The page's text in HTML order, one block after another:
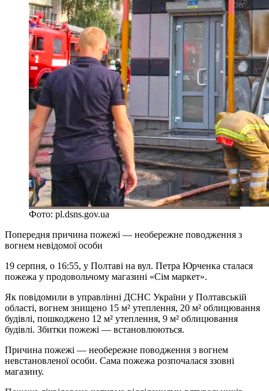
Фото: pl.dsns.gov.ua
Попередня причина пожежі — необережне поводження з
вогнем невідомої особи
19 серпня, о 16:55, у Полтаві на вул. Петра Юрченка сталася
пожежа у продовольчому магазині «Сім маркет».
Як повідомили в управлінні ДСНС України у Полтавській
області, вогнем знищено 15 м² утеплення, 20 м² облицювання
будівлі, пошкоджено 12 м² утеплення, 9 м² облицювання
будівлі. Збитки пожежі — встановлюються.
Причина пожежі — необережне поводження з вогнем
невстановленої особи. Сама пожежа розпочалася ззовні
магазину.